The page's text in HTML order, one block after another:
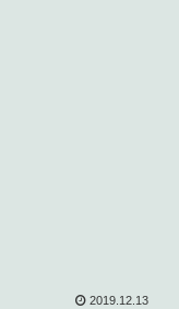
2019.12.13